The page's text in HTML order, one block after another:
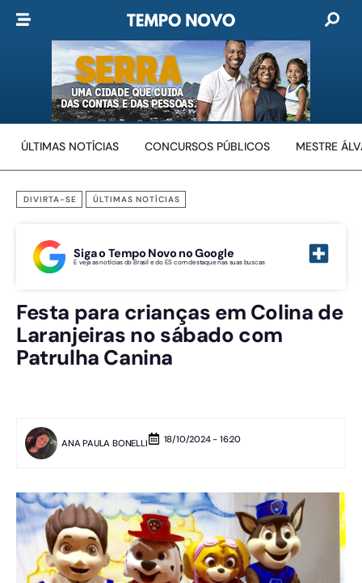
ÚLTIMAS NOTÍCIAS CONCURSOS PÚBLICOS MESTRE
DIVIRTA-SE ÚLTIMAS NOTÍCIAS
Siga o Tempo Novo no Google
E veja as notícias do Brasil e do ES com destaque nas suas buscas
Festa para crianças em Colina de
Laranjeiras no sábado com
Patrulha Canina
ANA PAULA BONELLI 18/10/2024 - 16:20